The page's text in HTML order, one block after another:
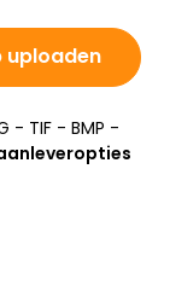
uploaden
- TIF - BMP -